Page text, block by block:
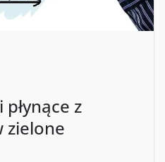
płynące z
zielone